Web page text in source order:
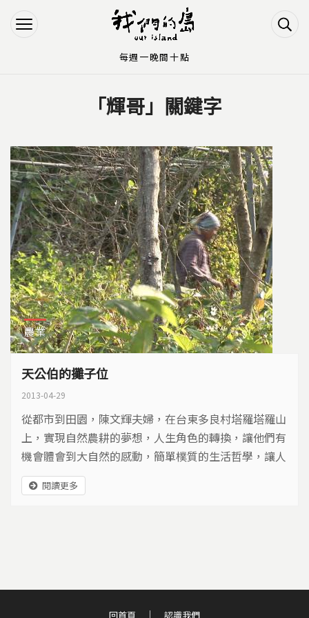
Jump to Navigation
Jump to Main content
「輝哥」關鍵字
農業
天公伯的攤子位
2013-04-29
從都市到田園，陳文輝夫婦，在台東多良村塔羅塔羅山
上，實現自然農耕的夢想，人生角色的轉換，讓他們有
機會體會到大自然的感動，簡單樸質的生活哲學，讓人
重新省思土地的價值…
閱讀更多
回首頁 認識我們
每週一晚間十點